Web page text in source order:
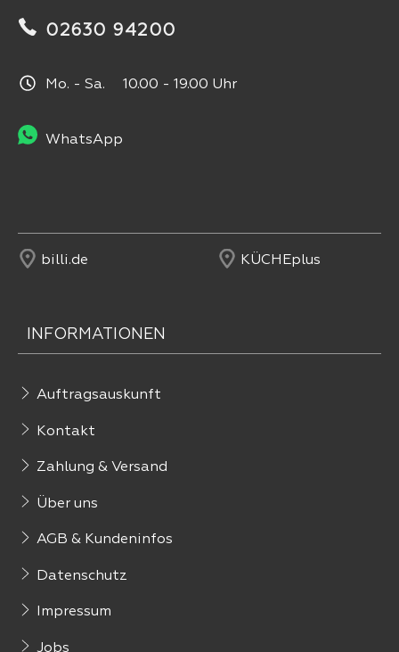
02630 94200
Mo. - Sa. 10.00 - 19.00 Uhr
WhatsApp
billi.de KÜCHEplus
INFORMATIONEN
Auftragsauskunft
Kontakt
Zahlung & Versand
Über uns
AGB & Kundeninfos
Datenschutz
Impressum
Jobs